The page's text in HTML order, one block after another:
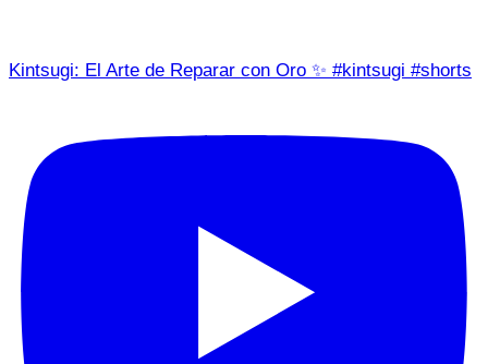
Kintsugi: El Arte de Reparar con Oro ✨ #kintsugi #shorts